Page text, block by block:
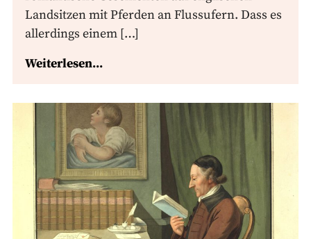
Landsitzen mit Pferden an Flussufern. Dass es
allerdings einem […]
Weiterlesen...